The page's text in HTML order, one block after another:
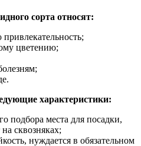
сорта относят:
цветению;
характеристики:
подбора места для посадки,
сквозняках;
нуждается в обязательном